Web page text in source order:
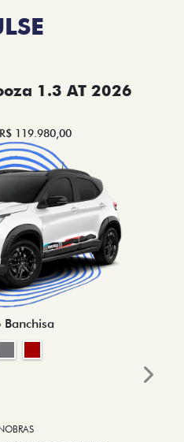
1.3 AT 2026
119.980,00
Banchisa
Next